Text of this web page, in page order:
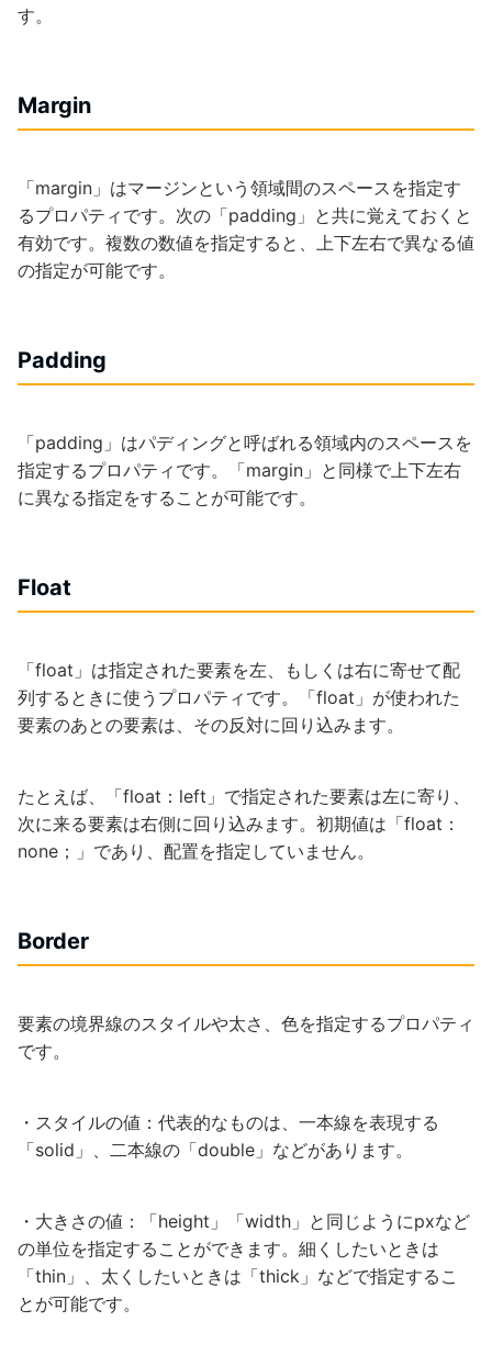
す。
Margin
「margin」はマージンという領域間のスペースを指定す
るプロパティです。次の「padding」と共に覚えておくと
有効です。複数の数値を指定すると、上下左右で異なる値
の指定が可能です。
Padding
「padding」はパディングと呼ばれる領域内のスペースを
指定するプロパティです。「margin」と同様で上下左右
に異なる指定をすることが可能です。
Float
「float」は指定された要素を左、もしくは右に寄せて配
列するときに使うプロパティです。「float」が使われた
要素のあとの要素は、その反対に回り込みます。
たとえば、「float：left」で指定された要素は左に寄り、
次に来る要素は右側に回り込みます。初期値は「float：
none；」であり、配置を指定していません。
Border
要素の境界線のスタイルや太さ、色を指定するプロパティ
です。
・スタイルの値：代表的なものは、一本線を表現する
「solid」、二本線の「double」などがあります。
・大きさの値：「height」「width」と同じようにpxなど
の単位を指定することができます。細くしたいときは
「thin」、太くしたいときは「thick」などで指定するこ
とが可能です。